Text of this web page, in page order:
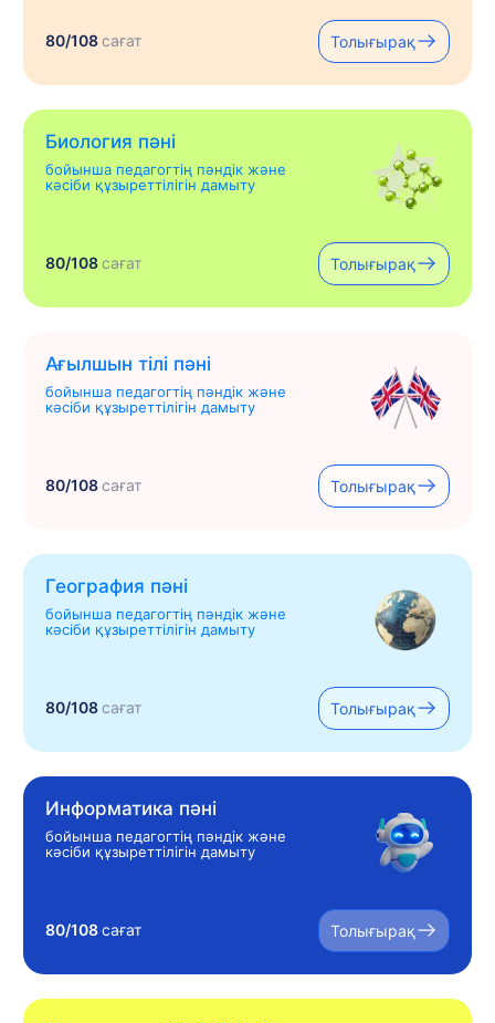
80/108сағат Толығырақ
Биология пәні
бойынша педагогтің пәндік және
кәсіби құзыреттілігін дамыту
80/108сағат Толығырақ
Ағылшын тілі пәні
бойынша педагогтің пәндік және
кәсіби құзыреттілігін дамыту
80/108сағат Толығырақ
География пәні
бойынша педагогтің пәндік және
кәсіби құзыреттілігін дамыту
80/108сағат Толығырақ
Информатика пәні
бойынша педагогтің пәндік және
кәсіби құзыреттілігін дамыту
80/108сағат Толығырақ